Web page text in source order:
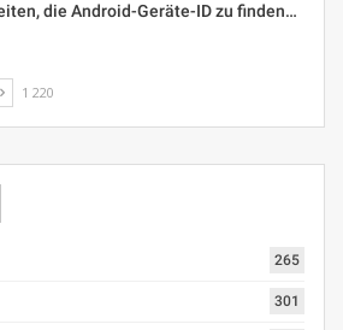
die Android-Geräte-ID zu finden…
1 220
265
301